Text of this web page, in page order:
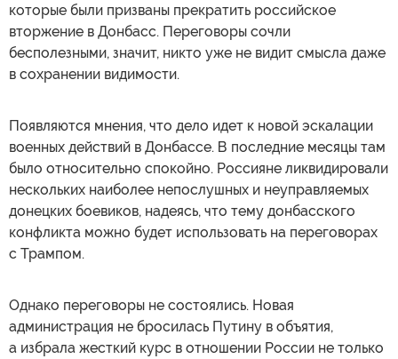
которые были призваны прекратить российское
вторжение в Донбасс. Переговоры сочли
бесполезными, значит, никто уже не видит смысла даже
в сохранении видимости.
Появляются мнения, что дело идет к новой эскалации
военных действий в Донбассе. В последние месяцы там
было относительно спокойно. Россияне ликвидировали
нескольких наиболее непослушных и неуправляемых
донецких боевиков, надеясь, что тему донбасского
конфликта можно будет использовать на переговорах
с Трампом.
Однако переговоры не состоялись. Новая
администрация не бросилась Путину в объятия,
а избрала жесткий курс в отношении России не только